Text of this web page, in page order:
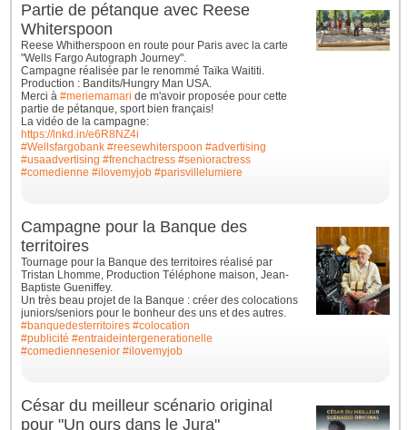
Partie de pétanque avec Reese
Whiterspoon
Reese Whitherspoon en route pour Paris avec la carte
"Wells Fargo Autograph Journey".
Campagne réalisée par le renommé Taïka Waititi.
Production : Bandits/Hungry Man USA.
Merci à#meriemamari de m'avoir proposée pour cette
partie de pétanque, sport bien français!
La vidéo de la campagne:
https://lnkd.in/e6R8NZ4i
#Wellsfargobank #reesewhiterspoon #advertising
#usaadvertising #frenchactress #senioractress
#comedienne #ilovemyjob #parisvillelumiere
Campagne pour la Banque des
territoires
Tournage pour la Banque des territoires réalisé par
Tristan Lhomme, Production Téléphone maison, Jean-
Baptiste Gueniffey.
Un très beau projet de la Banque : créer des colocations
juniors/seniors pour le bonheur des uns et des autres.
#banquedesterritoires #colocation
#publicité #entraideintergenerationelle
#comediennesenior #ilovemyjob
César du meilleur scénario original
pour "Un ours dans le Jura"